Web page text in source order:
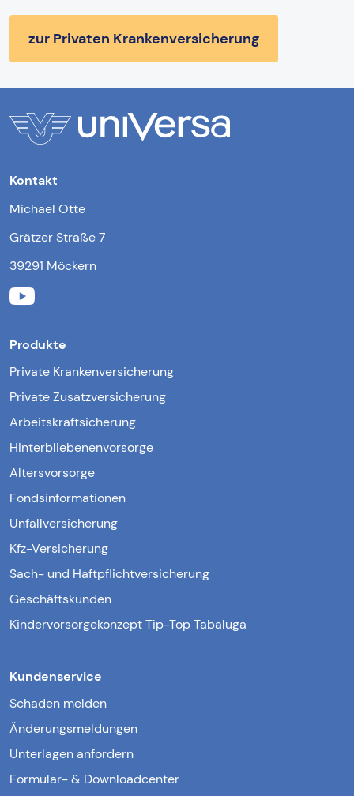
zur Privaten Krankenversicherung
Kontakt
Michael Otte
Grätzer Straße 7
39291 Möckern
Produkte
Private Krankenversicherung
Private Zusatzversicherung
Arbeitskraftsicherung
Hinterbliebenenvorsorge
Altersvorsorge
Fondsinformationen
Unfallversicherung
Kfz-Versicherung
Sach- und Haftpflichtversicherung
Geschäftskunden
Kindervorsorgekonzept Tip-Top Tabaluga
Kundenservice
Schaden melden
Änderungsmeldungen
Unterlagen anfordern
Formular- & Downloadcenter